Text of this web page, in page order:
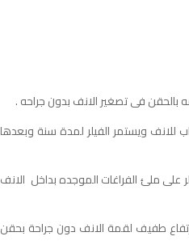
ويستمر الفيلر لمدة سنة وبعدها
ملئ الفراغات الموجده بداخل الانف
طفيف لقمة الانف دون جراحة بحقن